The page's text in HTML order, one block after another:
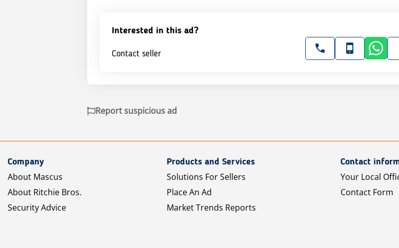
Interested in this ad?
Contact seller
Report suspicious ad
Company
About Mascus
About Ritchie Bros.
Security Advice
Products and Services
Solutions For Sellers
Place An Ad
Market Trends Reports
Contact
Your Local
Contact Form